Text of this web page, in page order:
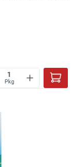
Pkg